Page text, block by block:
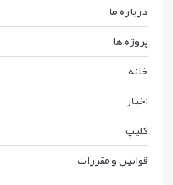
درباره ما
پروژه ها
خانه
اخبار
کليپ
قوانين و مقررات